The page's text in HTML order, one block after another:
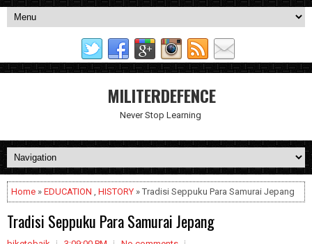
MILITERDEFENCE
Never Stop Learning
Home » EDUCATION , HISTORY » Tradisi Seppuku Para Samurai Jepang
Tradisi Seppuku Para Samurai Jepang